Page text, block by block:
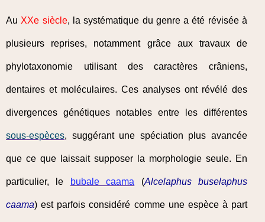
Au XXe siècle, la systématique du genre a été révisée à
plusieurs reprises, notamment grâce aux travaux de
phylotaxonomie utilisant des caractères crâniens,
dentaires et moléculaires. Ces analyses ont révélé des
divergences génétiques notables entre les différentes
sous-espèces, suggérant une spéciation plus avancée
que ce que laissait supposer la morphologie seule. En
particulier, le bubale caama (Alcelaphus buselaphus
caama) est parfois considéré comme une espèce à part